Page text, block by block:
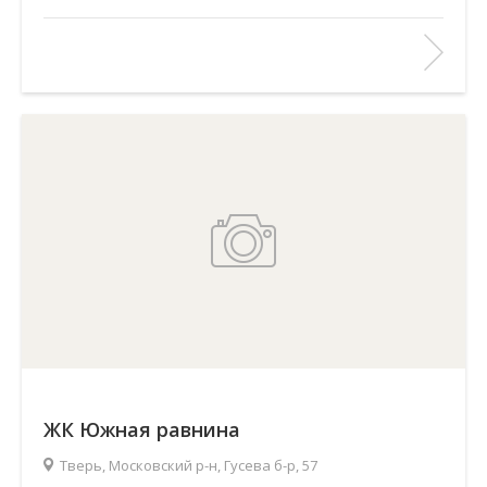
ЖК Южная равнина
Тверь, Московский р-н, Гусева б-р, 57